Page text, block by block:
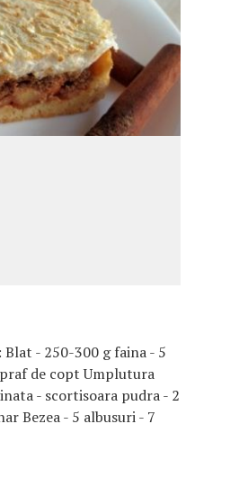
- 250-300 g faina - 5
de copt Umplutura
- scortisoara pudra - 2
Bezea - 5 albusuri - 7